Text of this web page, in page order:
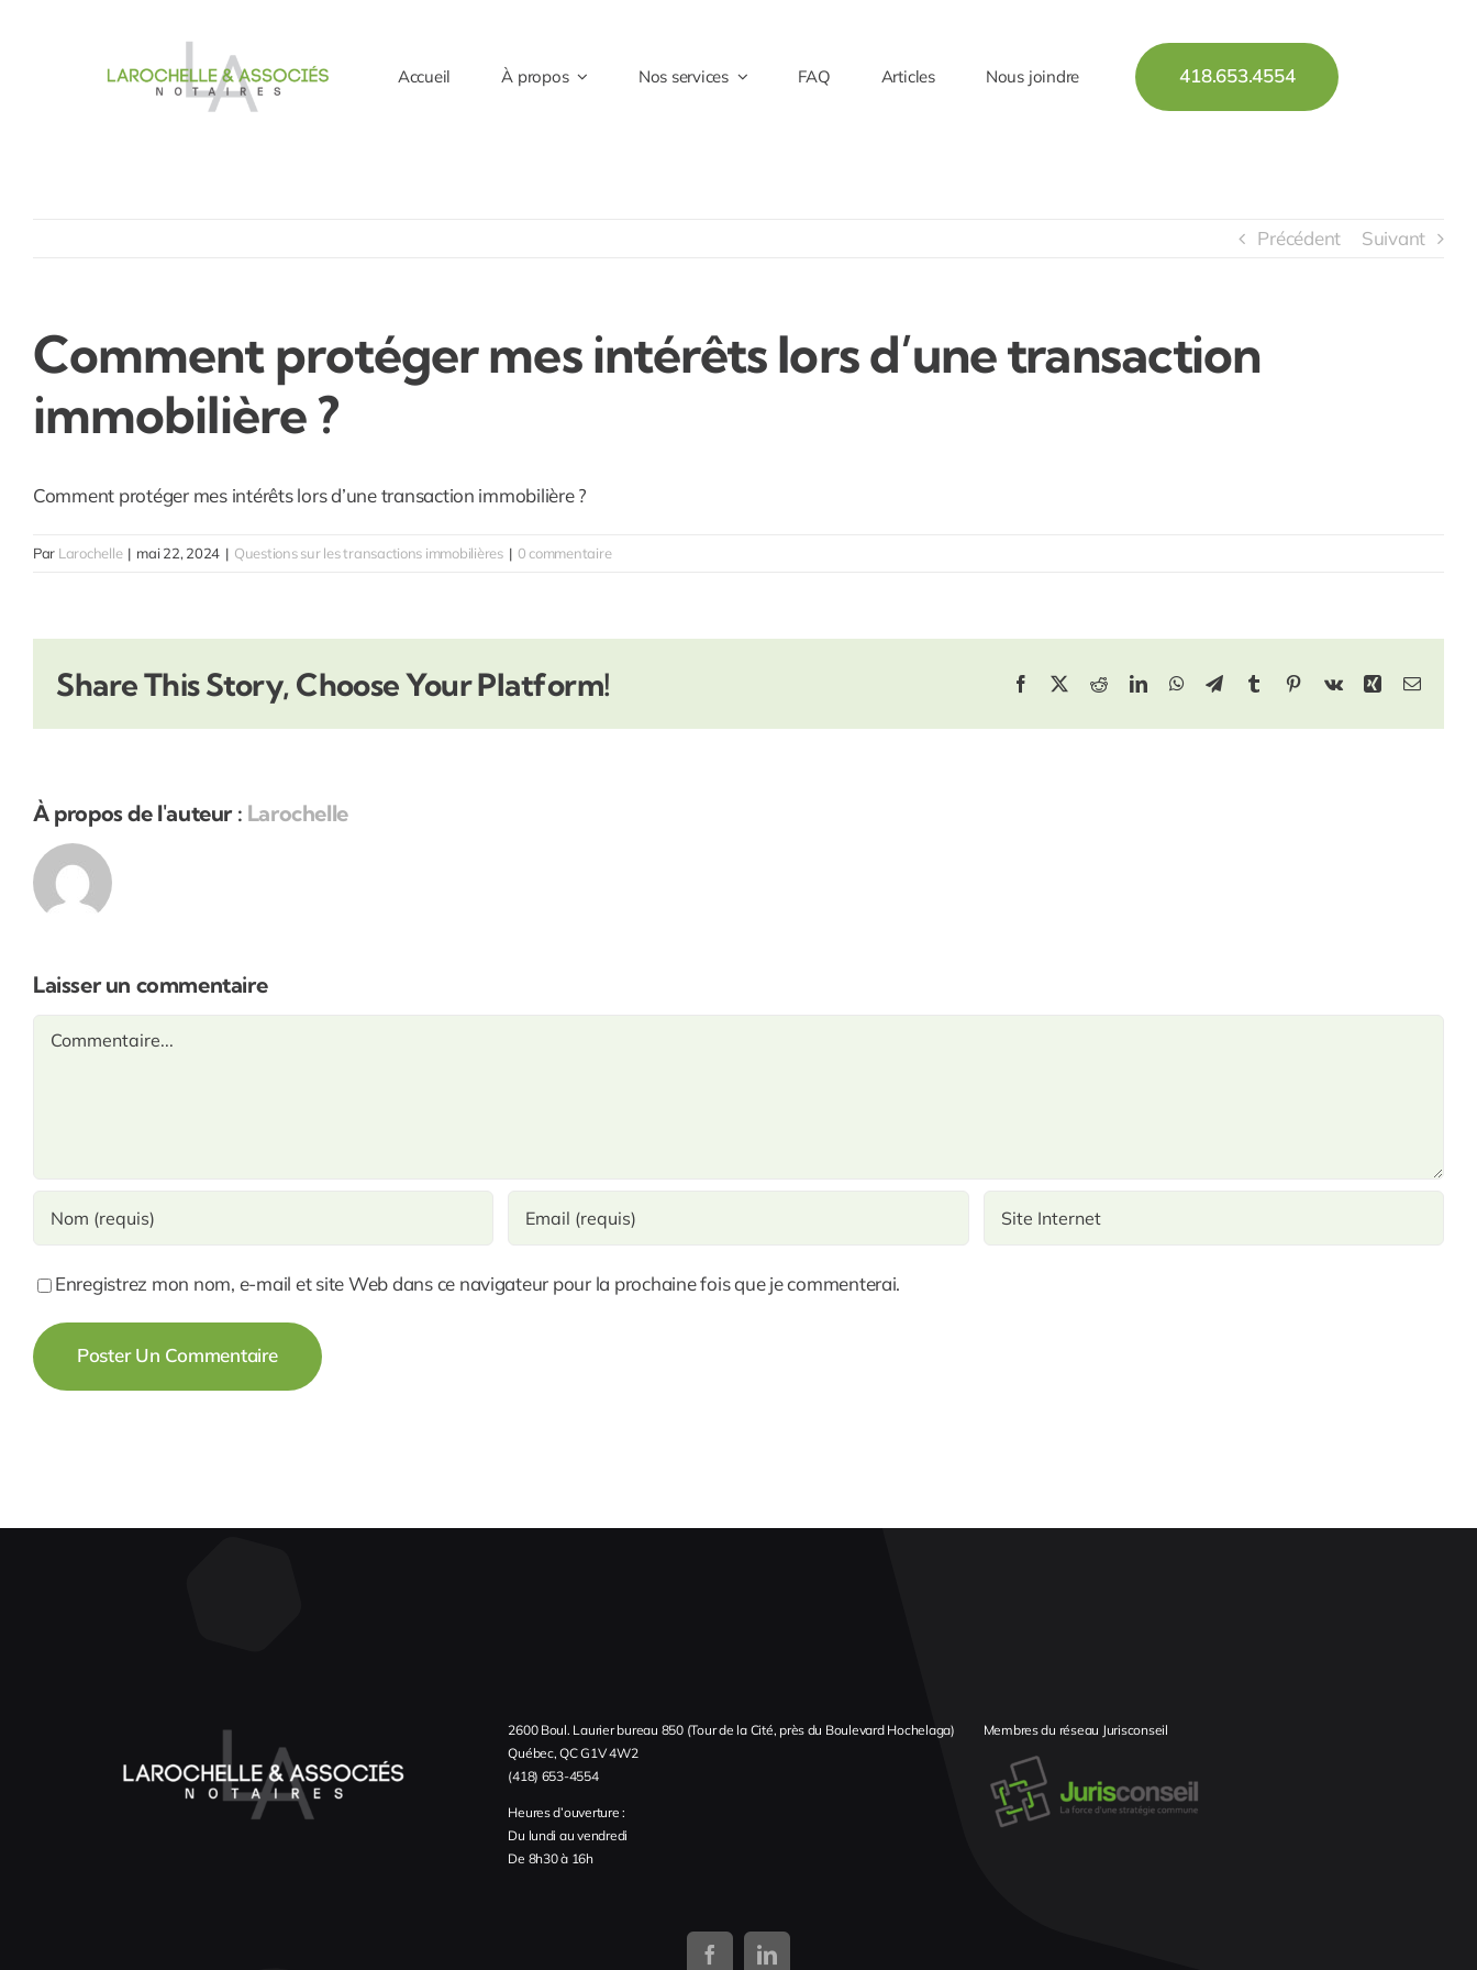
Accueil À propos Nos services FAQ Articles Nous joindre 418.653.4554
Précédent Suivant
Comment protéger mes intérêts lors d’une transaction
immobilière ?
Comment protéger mes intérêts lors d’une transaction immobilière ?
Par Larochelle | mai 22, 2024 | Questions sur les transactions immobilières | 0 commentaire
Share This Story, Choose Your Platform! Facebook RedditLinkedInWhatsApp
TelegramTumblrPinterestVk Xing Email
À propos de l'auteur : Larochelle
Laisser un commentaire
Commentaire
Enregistrez mon nom, e-mail et site Web dans ce navigateur pour la prochaine fois que je commenterai.
2600 Boul. Laurier bureau 850 (Tour de la Cité, près du Boulevard Hochelaga)
Québec, QC G1V 4W2
(418) 653-4554
Heures d’ouverture :
Du lundi au vendredi
De 8h30 à 16h
Membres du réseau Jurisconseil